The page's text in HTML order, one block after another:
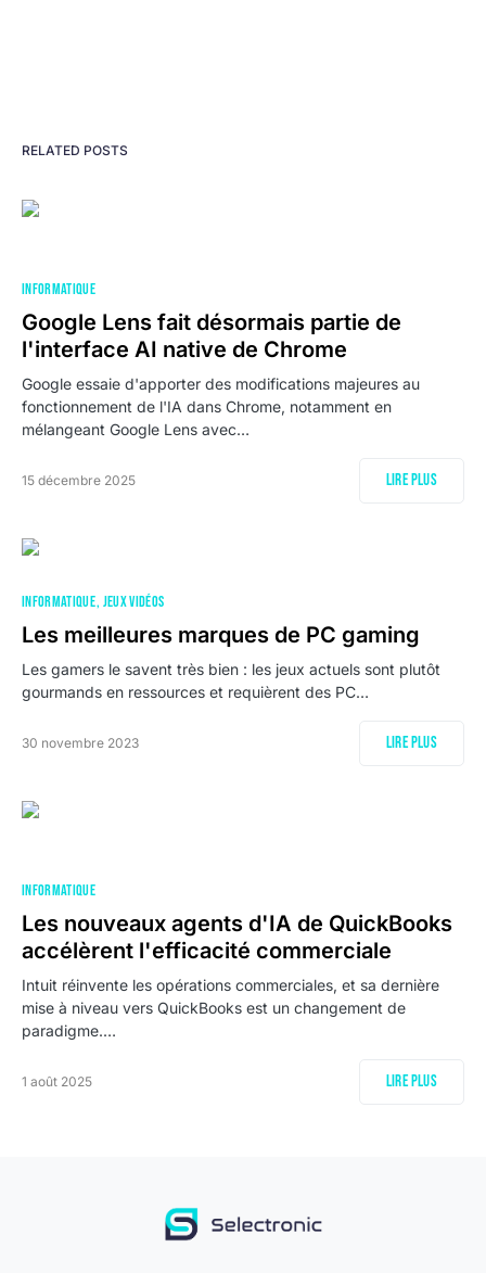
RELATED POSTS
INFORMATIQUE
Google Lens fait désormais partie de
l'interface AI native de Chrome
Google essaie d'apporter des modifications majeures au
fonctionnement de l'IA dans Chrome, notamment en
mélangeant Google Lens avec…
15 décembre 2025 Lire plus
INFORMATIQUE JEUX VIDÉOS
Les meilleures marques de PC gaming
Les gamers le savent très bien : les jeux actuels sont plutôt
gourmands en ressources et requièrent des PC…
30 novembre 2023 Lire plus
INFORMATIQUE
Les nouveaux agents d'IA de QuickBooks
accélèrent l'efficacité commerciale
Intuit réinvente les opérations commerciales, et sa dernière
mise à niveau vers QuickBooks est un changement de
paradigme.…
1 août 2025 Lire plus